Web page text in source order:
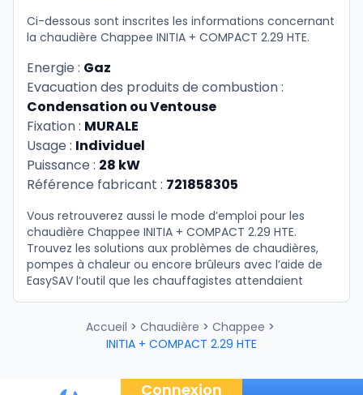
Ci-dessous sont inscrites les informations concernant
la chaudière Chappee INITIA + COMPACT 2.29 HTE.
Energie : Gaz
Evacuation des produits de combustion :
Condensation ou Ventouse
Fixation : MURALE
Usage : Individuel
Puissance : 28 kW
Référence fabricant : 721858305
Vous retrouverez aussi le mode d’emploi pour les
chaudière Chappee INITIA + COMPACT 2.29 HTE.
Trouvez les solutions aux problèmes de chaudières,
pompes à chaleur ou encore brûleurs avec l’aide de
EasySAV l’outil que les chauffagistes attendaient
Accueil > Chaudière > Chappee >
INITIA + COMPACT 2.29 HTE
Connexion